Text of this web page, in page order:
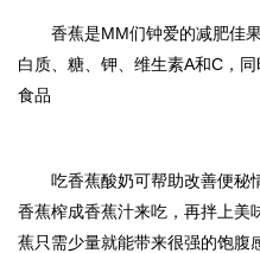
香蕉是MM们钟爱的减肥佳
白质、糖、钾、维生素A和C，
食品
吃香蕉酸奶可帮助改善便秘
香蕉榨成香蕉汁来吃，再拌上美
蕉只需少量就能带来很强的饱腹